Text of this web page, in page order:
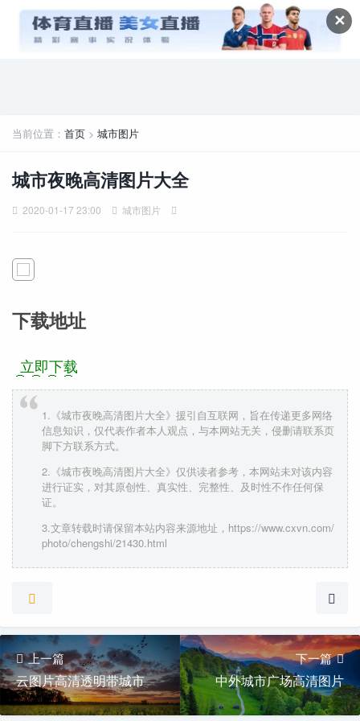
✕
当前位置： 首页 > 城市图片
城市夜晚高清图片大全
2020-01-17 23:00 城市图片
下载地址
立即下载
1.《城市夜晚高清图片大全》援引自互联网，旨在传递更多网络
信息知识，仅代表作者本人观点，与本网站无关，侵删请联系页
脚下方联系方式。
2.《城市夜晚高清图片大全》仅供读者参考，本网站未对该内容
进行证实，对其原创性、真实性、完整性、及时性不作任何保
证。
3.文章转载时请保留本站内容来源地址，https://www.cxvn.com/
photo/chengshi/21430.html
上一篇
云图片高清透明带城市
下一篇
中外城市广场高清图片